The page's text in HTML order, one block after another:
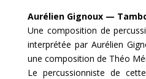
Aurélien Gignoux —
Une composition de
interprétée par Aurélien
une composition de Théo
Le percussionniste de